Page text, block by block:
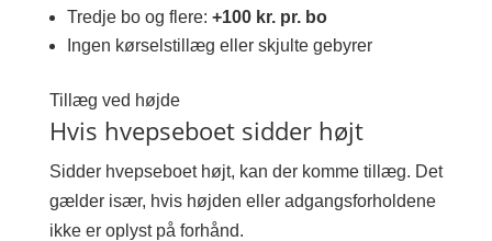
Tredje bo og flere: +100 kr. pr. bo
Ingen kørselstillæg eller skjulte gebyrer
Tillæg ved højde
Hvis hvepseboet sidder højt
Sidder hvepseboet højt, kan der komme tillæg. Det
gælder især, hvis højden eller adgangsforholdene
ikke er oplyst på forhånd.